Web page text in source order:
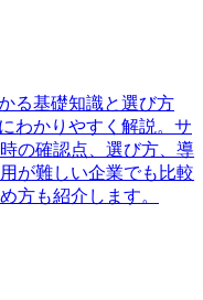
る基礎知識と選び方
わかりやすく解説。サ
の確認点、選び方、導
が難しい企業でも比較
方も紹介します。